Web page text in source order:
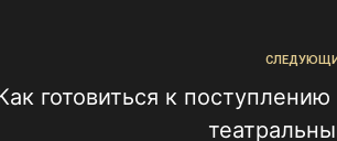
готовиться к поступлению